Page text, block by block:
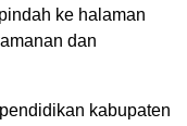
ke halaman
dan
kabupaten